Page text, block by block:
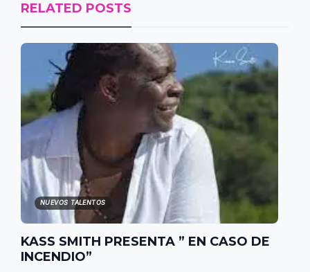
RELATED POSTS
NUEVOS TALENTOS
KASS SMITH PRESENTA ” EN CASO DE
INCENDIO”